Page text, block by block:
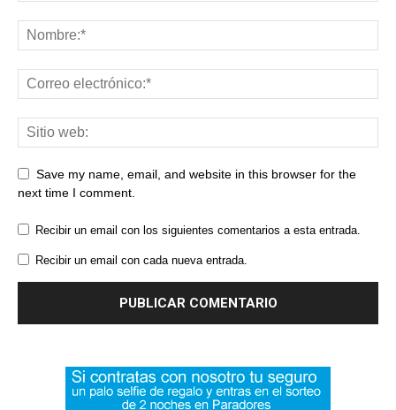
Save my name, email, and website in this browser for the
next time I comment.
Recibir un email con los siguientes comentarios a esta entrada.
Recibir un email con cada nueva entrada.